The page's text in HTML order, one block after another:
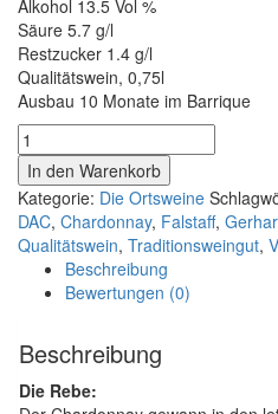
Alkohol 13.5 Vol %
Säure 5.7 g/l
Restzucker 1.4 g/l
Qualitätswein, 0,75l
Ausbau 10 Monate im Barrique
Göttlesbrunn
Weiss
2023
Menge
In den Warenkorb
Kategorie: Die Ortsweine
DAC, Chardonnay, Falstaff,
Qualitätswein, Traditionsweingut,
Beschreibung
Bewertungen (0)
Beschreibung
Die Rebe: